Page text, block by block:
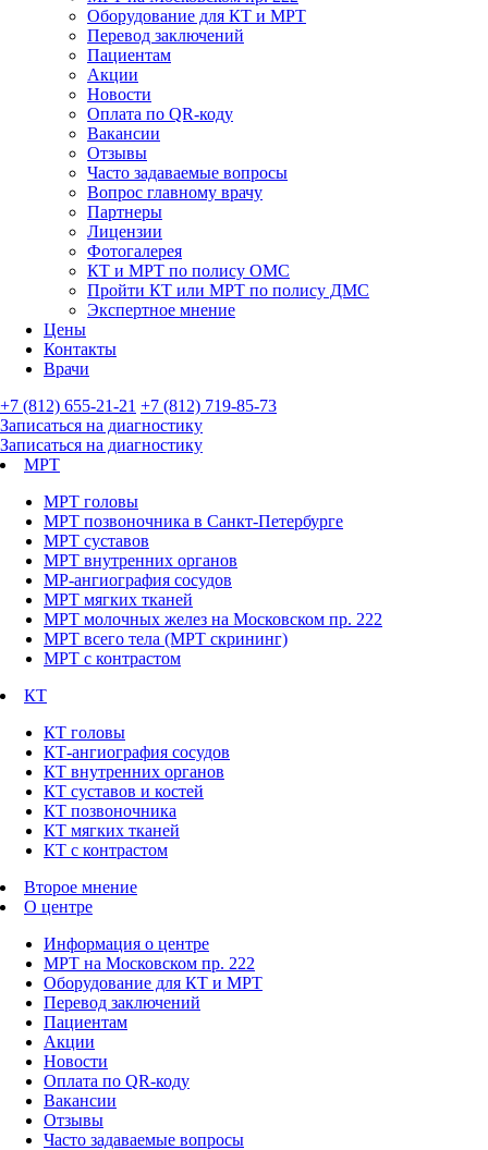
Оборудование для КТ и МРТ
Перевод заключений
Пациентам
Акции
Новости
Оплата по QR-коду
Вакансии
Отзывы
Часто задаваемые вопросы
Вопрос главному врачу
Партнеры
Лицензии
Фотогалерея
КТ и МРТ по полису ОМС
Пройти КТ или МРТ по полису ДМС
Экспертное мнение
Цены
Контакты
Врачи
+7 (812) 655-21-21 +7 (812) 719-85-73
Записаться на диагностику
Записаться на диагностику
МРТ
МРТ головы
МРТ позвоночника в Санкт-Петербурге
МРТ суставов
МРТ внутренних органов
МР-ангиография сосудов
МРТ мягких тканей
МРТ молочных желез на Московском пр. 222
МРТ всего тела (МРТ скрининг)
МРТ с контрастом
КТ
КТ головы
КТ-ангиография сосудов
КТ внутренних органов
КТ суставов и костей
КТ позвоночника
КТ мягких тканей
КТ с контрастом
Второе мнение
О центре
Информация о центре
МРТ на Московском пр. 222
Оборудование для КТ и МРТ
Перевод заключений
Пациентам
Акции
Новости
Оплата по QR-коду
Вакансии
Отзывы
Часто задаваемые вопросы